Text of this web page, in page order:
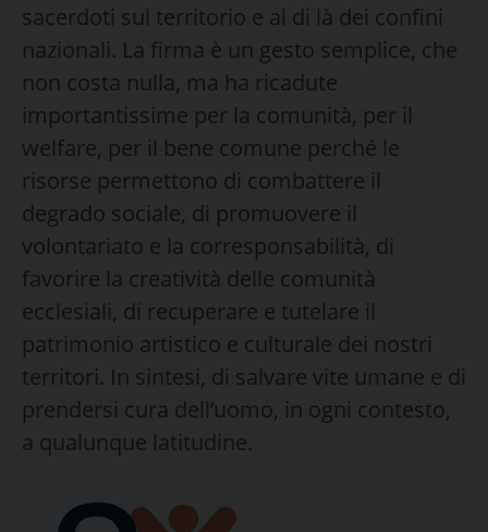
sacerdoti sul territorio e al di là dei confini
nazionali. La firma è un gesto semplice, che
non costa nulla, ma ha ricadute
importantissime per la comunità, per il
welfare, per il bene comune perché le
risorse permettono di combattere il
degrado sociale, di promuovere il
volontariato e la corresponsabilità, di
favorire la creatività delle comunità
ecclesiali, di recuperare e tutelare il
patrimonio artistico e culturale dei nostri
territori. In sintesi, di salvare vite umane e di
prendersi cura dell’uomo, in ogni contesto,
a qualunque latitudine.